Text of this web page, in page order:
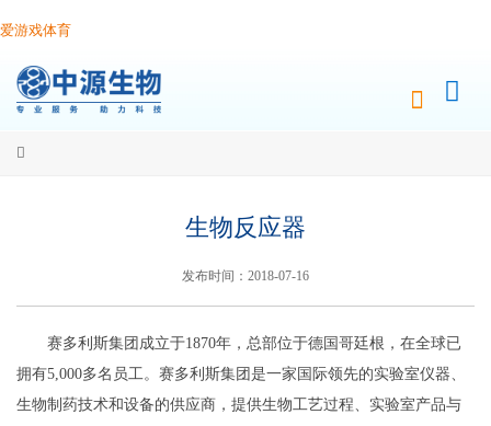
爱游戏体育
生物反应器
发布时间：2018-07-16
赛多利斯集团成立于1870年，总部位于德国哥廷根，在全球已
拥有5,000多名员工。赛多利斯集团是一家国际领先的实验室仪器、
生物制药技术和设备的供应商，提供生物工艺过程、实验室产品与